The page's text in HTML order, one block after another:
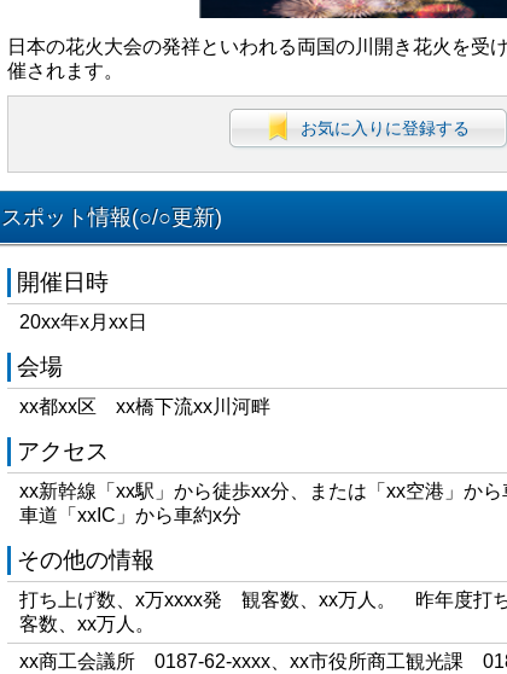
日本の花火大会の発祥といわれる両国の川開き花火を受
催されます。
お気に入りに登録する
スポット情報(○/○更新)
開催日時
20xx年x月xx日
会場
xx都xx区 xx橋下流xx川河畔
アクセス
xx新幹線「xx駅」から徒歩xx分、または「xx空港」か
車道「xxIC」から車約x分
その他の情報
打ち上げ数、x万xxxx発 観客数、xx万人。 昨年度打
客数、xx万人。
xx商工会議所 0187-62-xxxx、xx市役所商工観光課